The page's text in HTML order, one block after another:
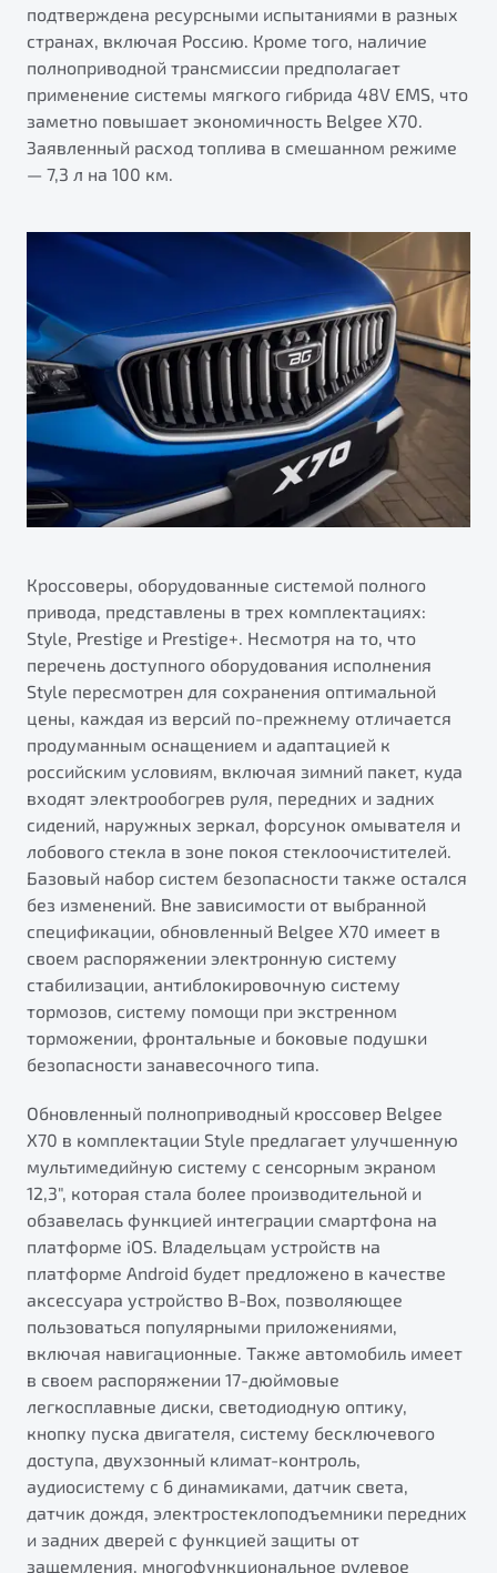
Обзор В наличии
Запись на сервис
Калькулятор ТО
Клиентская поддержка
подтверждена ресурсными испытаниями в разных
странах, включая Россию. Кроме того, наличие
полноприводной трансмиссии предполагает
применение системы мягкого гибрида 48V EMS, что
заметно повышает экономичность Belgee X70.
Заявленный расход топлива в смешанном режиме
— 7,3 л на 100 км.
Кроссоверы, оборудованные системой полного
привода, представлены в трех комплектациях:
Style, Prestige и Prestige+. Несмотря на то, что
перечень доступного оборудования исполнения
Style пересмотрен для сохранения оптимальной
цены, каждая из версий по-прежнему отличается
продуманным оснащением и адаптацией к
российским условиям, включая зимний пакет, куда
входят электрообогрев руля, передних и задних
сидений, наружных зеркал, форсунок омывателя и
лобового стекла в зоне покоя стеклоочистителей.
Базовый набор систем безопасности также остался
без изменений. Вне зависимости от выбранной
спецификации, обновленный Belgee X70 имеет в
своем распоряжении электронную систему
стабилизации, антиблокировочную систему
тормозов, систему помощи при экстренном
торможении, фронтальные и боковые подушки
безопасности занавесочного типа.
Обновленный полноприводный кроссовер Belgee
X70 в комплектации Style предлагает улучшенную
мультимедийную систему с сенсорным экраном
12,3", которая стала более производительной и
обзавелась функцией интеграции смартфона на
платформе iOS. Владельцам устройств на
платформе Android будет предложено в качестве
аксессуара устройство B-Box, позволяющее
пользоваться популярными приложениями,
включая навигационные. Также автомобиль имеет
в своем распоряжении 17-дюймовые
легкосплавные диски, светодиодную оптику,
кнопку пуска двигателя, систему бесключевого
доступа, двухзонный климат-контроль,
аудиосистему с 6 динамиками, датчик света,
датчик дождя, электростеклоподъемники передних
и задних дверей с функцией защиты от
защемления, многофункциональное рулевое